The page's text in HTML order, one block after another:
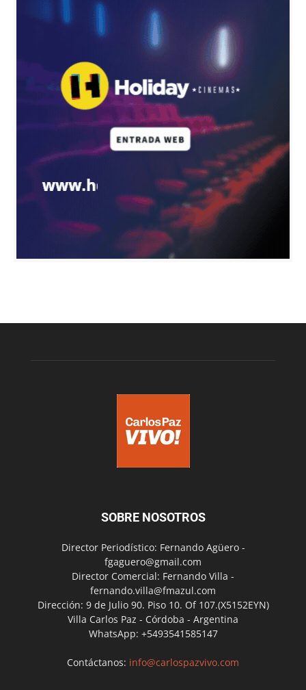
SOBRE NOSOTROS
Director Periodístico: Fernando Agüero -
fgaguero@gmail.com
Director Comercial: Fernando Villa -
fernando.villa@fmazul.com
Dirección: 9 de Julio 90. Piso 10. Of 107.(X5152EYN)
Villa Carlos Paz - Córdoba - Argentina
WhatsApp: +5493541585147
Contáctanos: info@carlospazvivo.com